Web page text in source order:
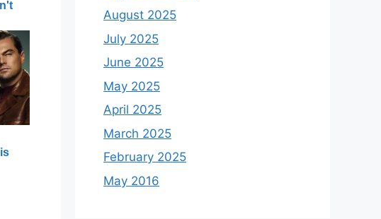
August 2025
July 2025
June 2025
May 2025
April 2025
March 2025
February 2025
May 2016